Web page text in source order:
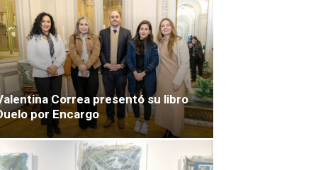
Correa presentó su libro
por Encargo